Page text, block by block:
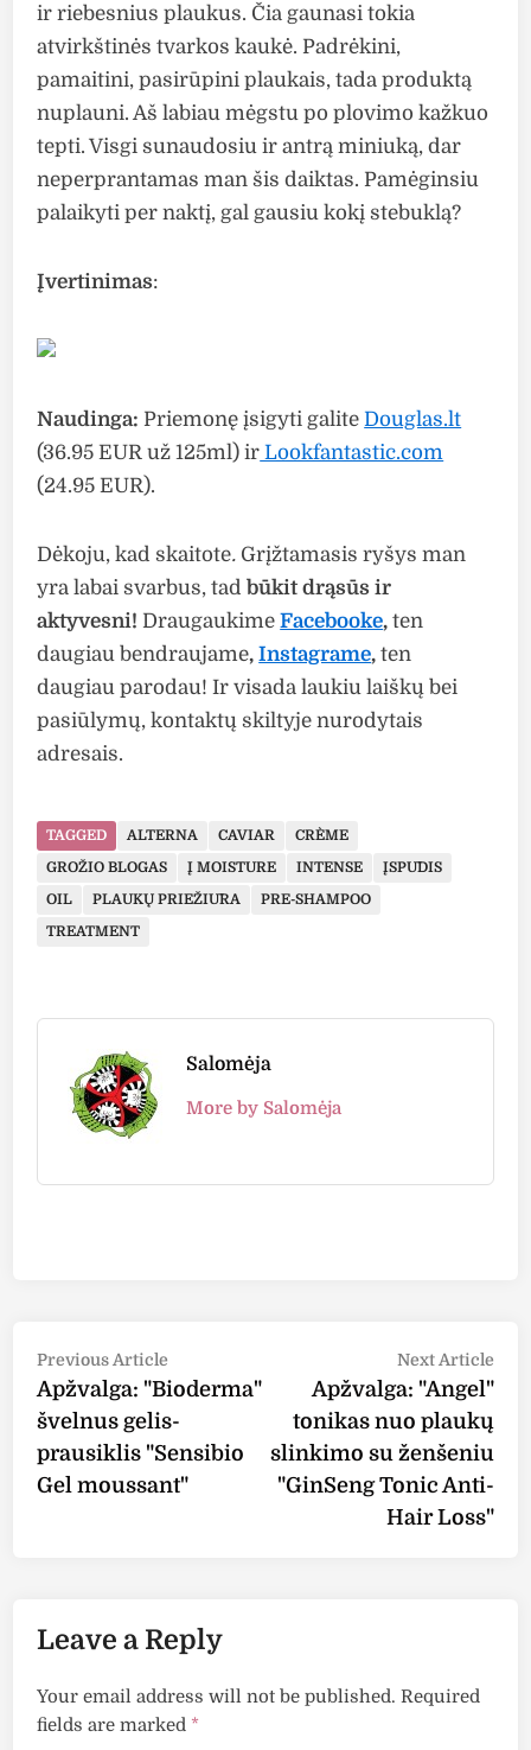
ir riebesnius plaukus. Čia gaunasi tokia
atvirkštinės tvarkos kaukė. Padrėkini,
pamaitini, pasirūpini plaukais, tada produktą
nuplauni. Aš labiau mėgstu po plovimo kažkuo
tepti. Visgi sunaudosiu ir antrą miniuką, dar
neperprantamas man šis daiktas. Pamėginsiu
palaikyti per naktį, gal gausiu kokį stebuklą?
Įvertinimas:
Naudinga: Priemonę įsigyti galiteDouglas.lt
(36.95 EUR už 125ml) ir Lookfantastic.com
(24.95 EUR).
Dėkoju, kad skaitote. Grįžtamasis ryšys man
yra labai svarbus, tadbūkit drąsūs ir
aktyvesni! DraugaukimeFacebooke,ten
daugiau bendraujame,Instagrame,ten
daugiau parodau! Ir visada laukiu laiškų bei
pasiūlymų, kontaktų skiltyje nurodytais
adresais.
TAGGED ALTERNA CAVIAR
CRÈME
GROŽIO BLOGAS
Į MOISTURE INTENSE
ĮSPŪDIS
OIL
PLAUKŲ PRIEŽIŪRA
PRE-SHAMPOO
TREATMENT
Salomėja
More by Salomėja
Post
navigation
Previous Article
article:
Apžvalga: "Bioderma"
švelnus gelis-
prausiklis "Sensibio
Gel moussant"
Next Article
Apžvalga: "Angel"
tonikas nuo plaukų
slinkimo su ženšeniu
"GinSeng Tonic Anti-
Hair Loss"
Leave a Reply
Your email address will not be published. Required
fields are marked *